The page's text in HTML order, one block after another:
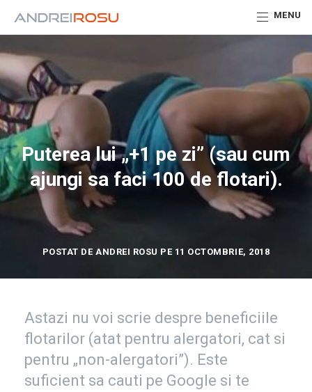
MENU
Puterea lui „+1 pe zi” (sau cum
ajungi sa faci 100 de flotari).
POSTAT DE ANDREI ROSU PE 11 OCTOMBRIE, 2018
Astazi nu voi scrie despre beneficiile
flotarilor (atat pentru alergatori, cat si
pentru „non-alergatori”). Este
suficient sa cauti pe Google si te